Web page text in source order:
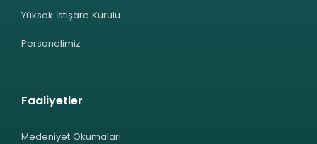
Yüksek İstişare Kurulu
Personelimiz
Faaliyetler
Medeniyet Okumaları